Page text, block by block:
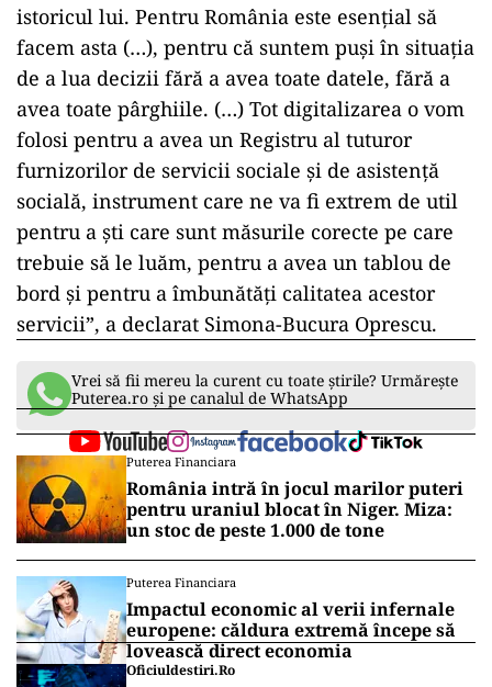
istoricul lui. Pentru România este esenţial să
facem asta (…), pentru că suntem puşi în situaţia
de a lua decizii fără a avea toate datele, fără a
avea toate pârghiile. (…) Tot digitalizarea o vom
folosi pentru a avea un Registru al tuturor
furnizorilor de servicii sociale şi de asistenţă
socială, instrument care ne va fi extrem de util
pentru a şti care sunt măsurile corecte pe care
trebuie să le luăm, pentru a avea un tablou de
bord şi pentru a îmbunătăţi calitatea acestor
servicii”, a declarat Simona-Bucura Oprescu.
Vrei să fii mereu la curent cu toate știrile? Urmărește
Puterea.ro și pe canalul de WhatsApp
Puterea Financiara
România intră în jocul marilor puteri
pentru uraniul blocat în Niger. Miza:
un stoc de peste 1.000 de tone
Puterea Financiara
Impactul economic al verii infernale
europene: căldura extremă începe să
lovească direct economia
Oficiuldestiri.ro